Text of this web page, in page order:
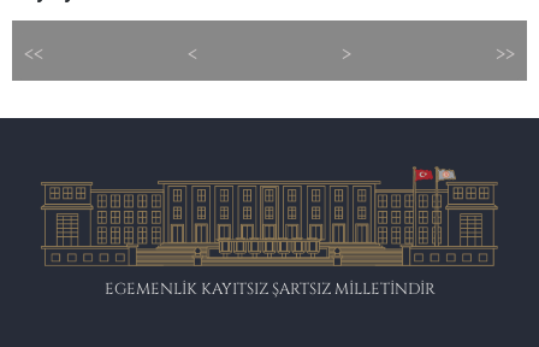
<< < > >>
EGEMENLİK KAYITSIZ ŞARTSIZ MİLLETİNDİR